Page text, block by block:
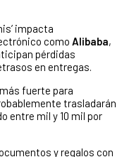
impacta
como Alibaba,
pérdidas
en entregas.
fuerte para
trasladarán
entre mil y 10 mil por
y regalos con